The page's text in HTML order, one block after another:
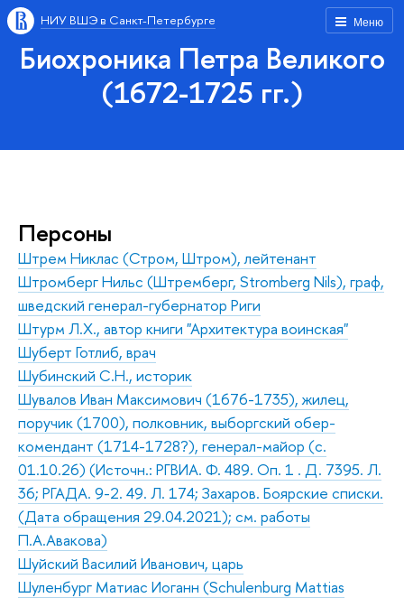
Меню
НИУ ВШЭ в Санкт-Петербурге
Биохроника Петра Великого
(1672-1725 гг.)
Персоны
Штрем Никлас (Стром, Штром), лейтенант
Штромберг Нильс (Штремберг, Strоmberg Nils), граф,
шведский генерал-губернатор Риги
Штурм Л.Х., автор книги "Архитектура воинская"
Шуберт Готлиб, врач
Шубинский С.Н., историк
Шувалов Иван Максимович (1676-1735), жилец,
поручик (1700), полковник, выборгский обер-
комендант (1714-1728?), генерал-майор (с.
01.10.26) (Источн.: РГВИА. Ф. 489. Оп. 1 . Д. 7395. Л.
36; РГАДА. 9-2. 49. Л. 174; Захаров. Боярские списки.
(Дата обращения 29.04.2021); см. работы
П.А.Авакова)
Шуйский Василий Иванович, царь
Шуленбург Матиас Иоганн (Schulenburg Mattias